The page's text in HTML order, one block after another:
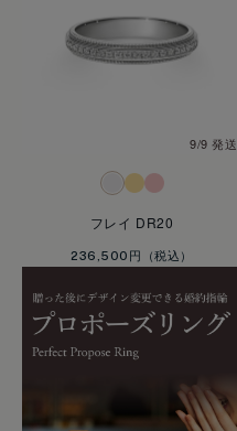
9/9 発送
フレイ DR20
236,500円